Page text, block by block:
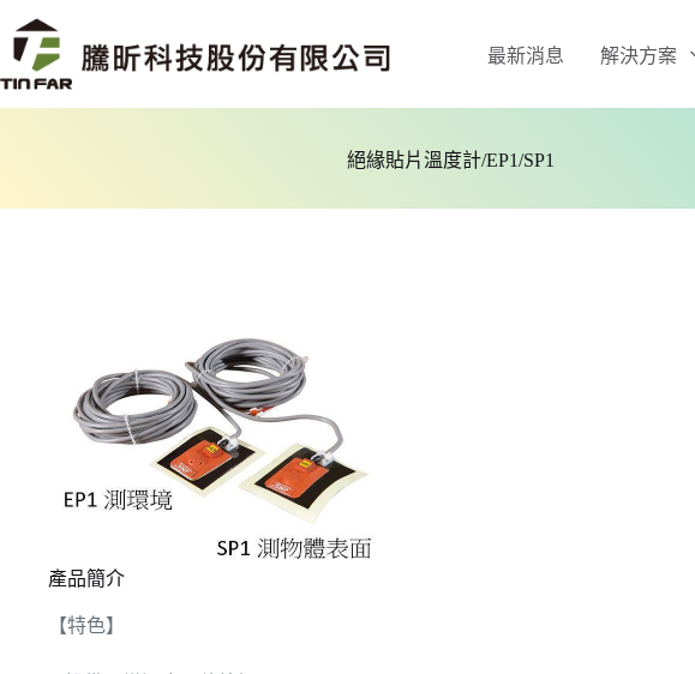
最新消息 解決方案
絕緣貼片溫度計/EP1/SP1
產品簡介
【特色】